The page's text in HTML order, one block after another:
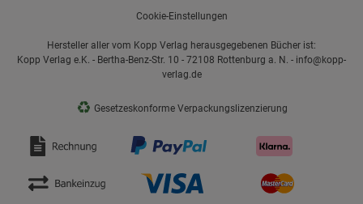
Cookie-Einstellungen
Hersteller aller vom Kopp Verlag herausgegebenen Bücher ist:
Kopp Verlag e.K. - Bertha-Benz-Str. 10 - 72108 Rottenburg a. N. - info@kopp-
verlag.de
♻ Gesetzeskonforme Verpackungslizenzierung
Datenschutzerklärung Impressum